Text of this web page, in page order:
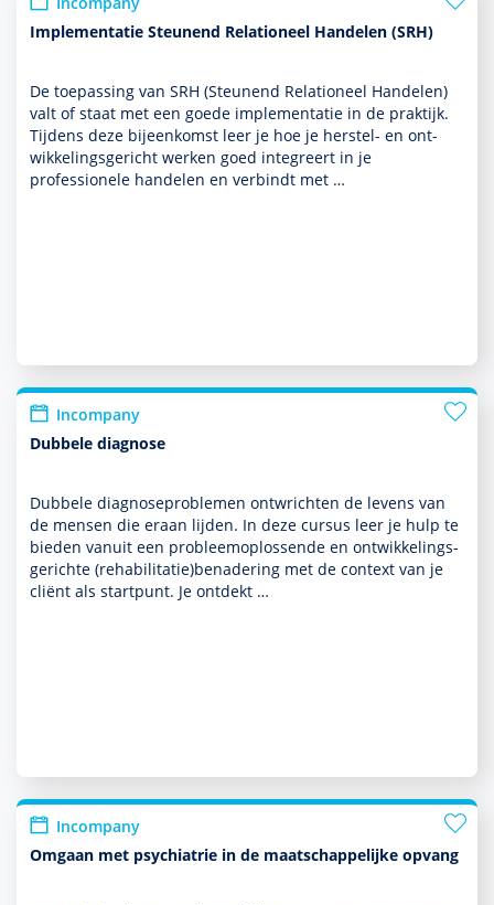
Implementatie Steunend Relationeel Handelen (SRH)
De toe­pas­sing van SRH (Steunend Relationeel Han­delen)
valt of staat met een goede implemen­tatie in de prak­tijk.
Tijdens deze bijeen­komst leer je hoe je herstel- en ont­
wikke­lingsgericht werken goed integreert in je
professionele han­delen en verbindt met …
Incompany
Dubbele diagnose
Dubbele diag­nosepro­ble­men ontwrichten de levens van
de mensen die eraan lijden. In deze cursus leer je hulp te
bieden vanuit een probleemoplossende en ont­wikke­lings­
ge­richte (rehabi­li­ta­tie)benade­ring met de context van je
cliënt als startpunt. Je ontdekt …
Incompany
Omgaan met psychiatrie in de maatschappelijke opvang